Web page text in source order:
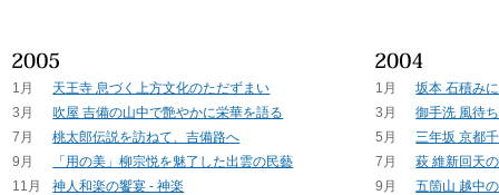
1月
天王寺 息づく上方文化のただずまい
3月
吹屋 吉備の山中で艶やかに栄華を語る
7月
桃太郎伝説を訪ねて、吉備路へ
9月
「用の美」柳宗悦を魅了した出雲の民藝
11月
神人和楽の饗宴 - 神楽
1月
坂本 石積み
3月
御手洗 風待
5月
三年坂 京都
7月
萩 維新回天
9月
五箇山 越中